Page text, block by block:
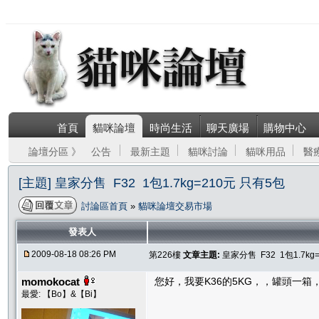
首頁 貓咪論壇 時尚生活 聊天廣場 購物中心
論壇分區 》 公告 最新主題 貓咪討論 貓咪用品 醫
[主題] 皇家分售 F32 1包1.7kg=210元 只有5包
討論區首頁 » 貓咪論壇交易市場
發表人
2009-08-18 08:26 PM 第226樓 文章主題: 皇家分售 F32 1包
momokocat
最愛: 【Bo】&【Bi】
您好，我要K36的5KG，，罐頭一箱